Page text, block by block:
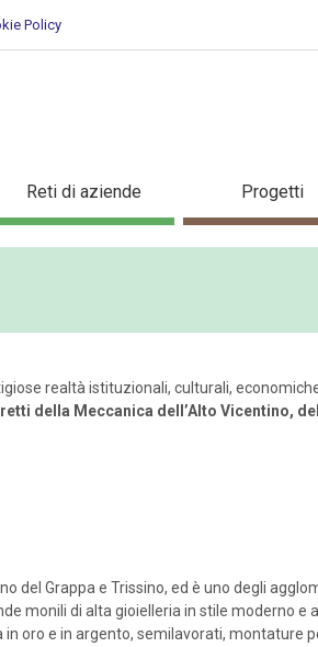
Policy
Reti di aziende Progetti
realtà istituzionali, culturali,
della Meccanica dell’Alto Vicentino,
del Grappa e Trissino, ed è uno degli
monili di alta gioielleria in stile moderno
oro e in argento, semilavorati, montature